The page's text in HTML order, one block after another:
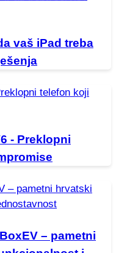
vaš iPad treba
- Preklopni
– pametni